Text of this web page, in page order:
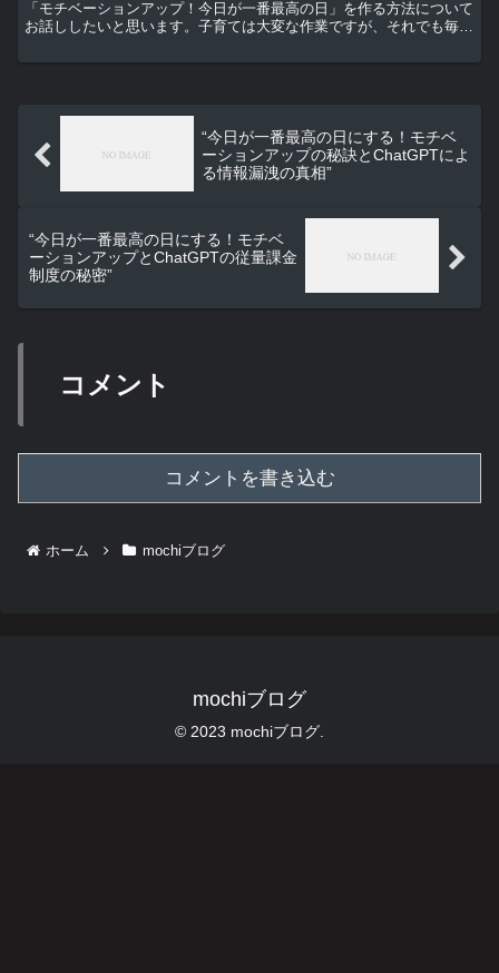
「モチベーションアップ！今日が一番最高の日」を作る方法について
お話ししたいと思います。子育ては大変な作業ですが、それでも毎日
“今日が一番最高の日にする！モチベ
ーションアップの秘訣とChatGPTによ
る情報漏洩の真相”
“今日が一番最高の日にする！モチベ
ーションアップとChatGPTの従量課金
制度の秘密”
コメント
コメントを書き込む
ホーム mochiブログ
mochiブログ
© 2023 mochiブログ.